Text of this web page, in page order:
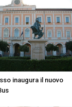
inaugura il nuovo